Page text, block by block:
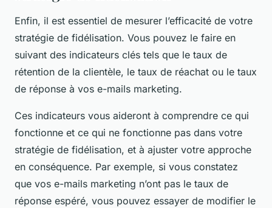
Enfin, il est essentiel de mesurer l’efficacité de votre
stratégie de fidélisation. Vous pouvez le faire en
suivant des indicateurs clés tels que le taux de
rétention de la clientèle, le taux de réachat ou le taux
de réponse à vos e-mails marketing.
Ces indicateurs vous aideront à comprendre ce qui
fonctionne et ce qui ne fonctionne pas dans votre
stratégie de fidélisation, et à ajuster votre approche
en conséquence. Par exemple, si vous constatez
que vos e-mails marketing n’ont pas le taux de
réponse espéré, vous pouvez essayer de modifier le